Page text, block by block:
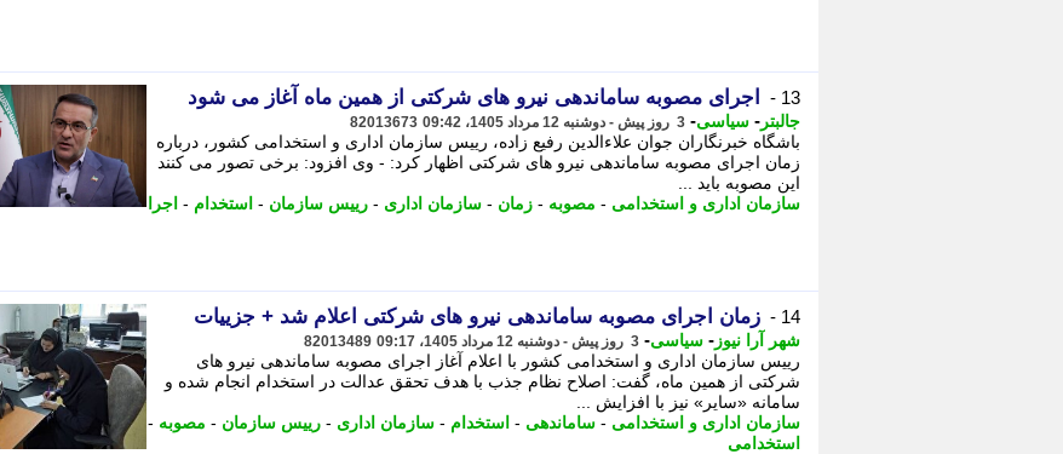
13 - اجرای مصوبه ساماندهی نیرو های شرکتی از همین ماه آغاز می شود
جالبتر - سیاسی- 3 روز پیش - دوشنبه 12 مرداد 1405، 09:42 82013673
باشگاه خبرنگاران جوان علاءالدین رفیع زاده، رییس سازمان اداری و استخدامی کشور، درباره
زمان اجرای مصوبه ساماندهی نیرو های شرکتی اظهار کرد: - وی افزود: برخی تصور می کنند
این مصوبه باید ...
سازمان اداری و استخدامی - مصوبه - زمان - سازمان اداری - رییس سازمان - استخدام - اجرا
14 - زمان اجرای مصوبه ساماندهی نیرو های شرکتی اعلام شد + جزییات
شهر آرا نیوز - سیاسی- 3 روز پیش - دوشنبه 12 مرداد 1405، 09:17 82013489
رییس سازمان اداری و استخدامی کشور با اعلام آغاز اجرای مصوبه ساماندهی نیرو های
شرکتی از همین ماه، گفت: اصلاح نظام جذب با هدف تحقق عدالت در استخدام انجام شده و
سامانه «سایر» نیز با افزایش ...
سازمان اداری و استخدامی - ساماندهی - استخدام - سازمان اداری - رییس سازمان - مصوبه -
استخدامی